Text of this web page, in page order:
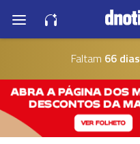
Faltam 66 dias